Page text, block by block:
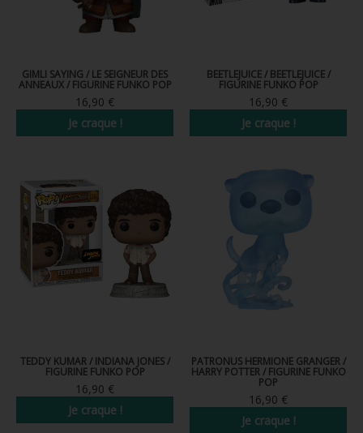
GIMLI SAYING / LE SEIGNEUR DES
ANNEAUX / FIGURINE FUNKO POP
16,90 €
Je craque !
BEETLEJUICE / BEETLEJUICE /
FIGURINE FUNKO POP
16,90 €
Je craque !
TEDDY KUMAR / INDIANA JONES /
FIGURINE FUNKO POP
16,90 €
Je craque !
PATRONUS HERMIONE GRANGER /
HARRY POTTER / FIGURINE FUNKO
POP
16,90 €
Je craque !